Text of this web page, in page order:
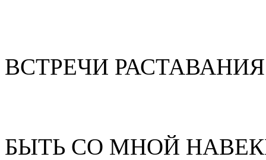
ВСТРЕЧИ
БЫТЬ СО МНОЙ